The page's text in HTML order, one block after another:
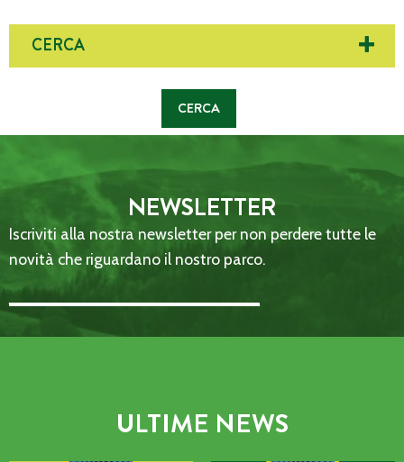
CERCA
NEWSLETTER
Iscriviti alla nostra newsletter per non perdere tutte le
novità che riguardano il nostro parco.
Email Address::: (required)
ULTIME NEWS